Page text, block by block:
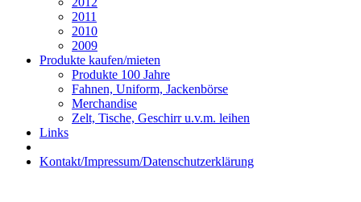
2011
2010
2009
Produkte kaufen/mieten
Produkte 100 Jahre
Fahnen, Uniform, Jackenbörse
Merchandise
Zelt, Tische, Geschirr u.v.m. leihen
Links
Kontakt/Impressum/Datenschutzerklärung